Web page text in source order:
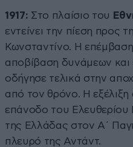
1917: Στο πλαίσιο του
εντείνει την πίεση προς
Κωνσταντίνο. Η
αποβίβαση δυνάμεων και
οδήγησε τελικά στην
από τον θρόνο. Η εξέλιξη
επάνοδο του Ελευθερίου
της Ελλάδας στον Α΄
πλευρό της Αντάντ.